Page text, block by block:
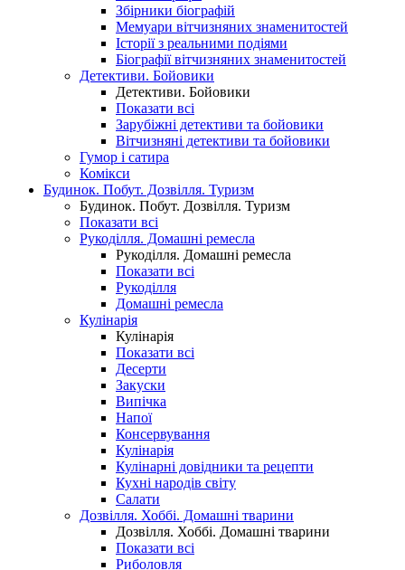
Збірники біографій
Мемуари вітчизняних знаменитостей
Історії з реальними подіями
Біографії вітчизняних знаменитостей
Детективи. Бойовики
Детективи. Бойовики
Показати всі
Зарубіжні детективи та бойовики
Вітчизняні детективи та бойовики
Гумор і сатира
Комікси
Будинок. Побут. Дозвілля. Туризм
Будинок. Побут. Дозвілля. Туризм
Показати всі
Рукоділля. Домашні ремесла
Рукоділля. Домашні ремесла
Показати всі
Рукоділля
Домашні ремесла
Кулінарія
Кулінарія
Показати всі
Десерти
Закуски
Випічка
Напої
Консервування
Кулінарія
Кулінарні довідники та рецепти
Кухні народів світу
Салати
Дозвілля. Хоббі. Домашні тварини
Дозвілля. Хоббі. Домашні тварини
Показати всі
Риболовля